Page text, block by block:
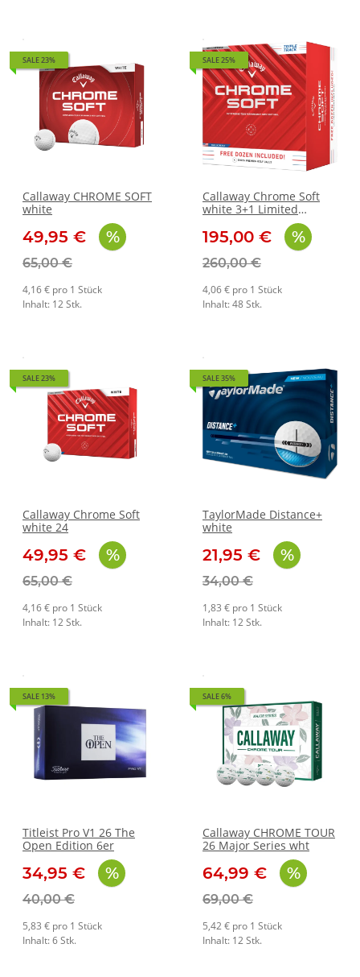
SALE 23%
Callaway CHROME SOFT
white
49,95 €
65,00 €
4,16 € pro 1 Stück
Inhalt: 12 Stk.
SALE 25%
Callaway Chrome Soft
white 3+1 Limited
195,00 €
260,00 €
4,06 € pro 1 Stück
Inhalt: 48 Stk.
SALE 23%
Callaway Chrome Soft
white 24
49,95 €
65,00 €
4,16 € pro 1 Stück
Inhalt: 12 Stk.
SALE 35%
TaylorMade Distance+
white
21,95 €
34,00 €
1,83 € pro 1 Stück
Inhalt: 12 Stk.
SALE 13%
Titleist Pro V1 26 The
Open Edition 6er
34,95 €
40,00 €
5,83 € pro 1 Stück
Inhalt: 6 Stk.
SALE 6%
Callaway CHROME TOUR
26 Major Series wht
64,99 €
69,00 €
5,42 € pro 1 Stück
Inhalt: 12 Stk.